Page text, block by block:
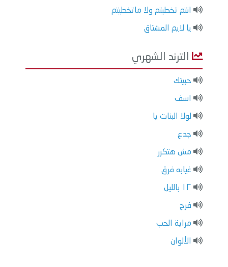
انتم تخطيتم ولا ماتخطيتم
يا لايم المشتاق
الترند الشهري
حبيتك
اسف
لولا البنات يا
جدع
مش هتكرر
غيابه فرق
١٢ بالليل
فرح
مراية الحب
الألوان